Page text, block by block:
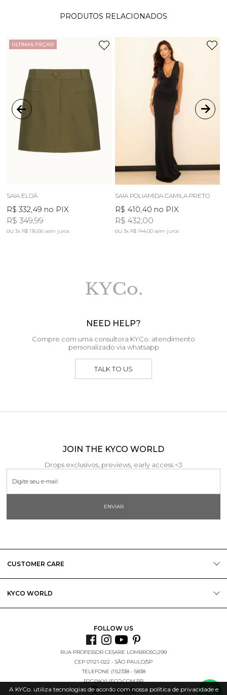
PRODUTOS RELACIONADOS
ÚLTIMAS PEÇAS!
SAIA ELOÁ
R$ 332,49 no PIX
R$ 349,99
3x R$ 116,66sem juros
SAIA POLIAMIDA CAMILA PRETO
R$ 410,40 no PIX
R$ 432,00
3x R$ 144,00 sem juros
NEED HELP?
Compre com uma consultora KYCo. atendimento
personalizado via whatsapp
TALK TO US
JOIN THE KYCO WORLD
Drops exclusivos, previews, early access <3
ENVIAR
CUSTOMER CARE
KYCO WORLD
RUA PROFESSOR CESARE LOMBROSO,299
CEP 01121-022 - SÃO PAULO/SP
TELEFONE (11)2338 - 5838
B2C@KYLIECO.COM.BR
FOLLOW US
A KYCo. utiliza tecnologias de acordo com nossa política de privacidade e